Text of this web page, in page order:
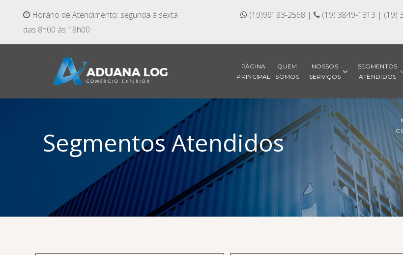
Horário de Atendimento: segunda á sexta
das 8h00 ás 18h00
(19)99183-2568 | (19) 3849-1313 | (19)
PÁGINA
PRINCIPAL
QUEM
SOMOS
NOSSOS
SERVIÇOS
SEGMENTOS
ATENDIDOS
Segmentos Atendidos